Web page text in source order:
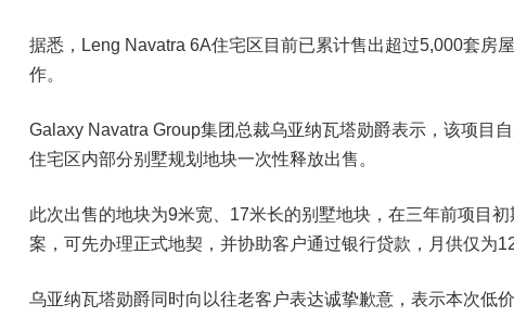
据悉，Leng Navatra 6A住宅区目前已累计售出超过5,000套房
作。
Galaxy Navatra Group集团总裁乌亚纳瓦塔勋爵表示，该项目
住宅区内部分别墅规划地块一次性释放出售。
此次出售的地块为9米宽、17米长的别墅地块，在三年前项目
案，可先办理正式地契，并协助客户通过银行贷款，月供仅为
乌亚纳瓦塔勋爵同时向以往老客户表达诚挚歉意，表示本次低